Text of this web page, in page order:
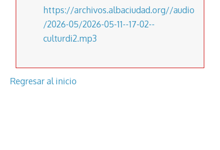
https://archivos.albaciudad.org//audio
/2026-05/2026-05-11--17-02--
culturdi2.mp3
Regresar al inicio